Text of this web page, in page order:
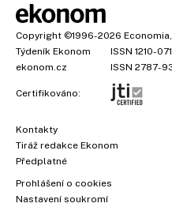
Copyright ©1996-2026 Economia,
Týdeník Ekonom
ISSN 1210-
ekonom.cz
ISSN 2787-
Certifikováno:
Kontakty
Tiráž redakce Ekonom
Předplatné
Prohlášení o cookies
Nastavení soukromí